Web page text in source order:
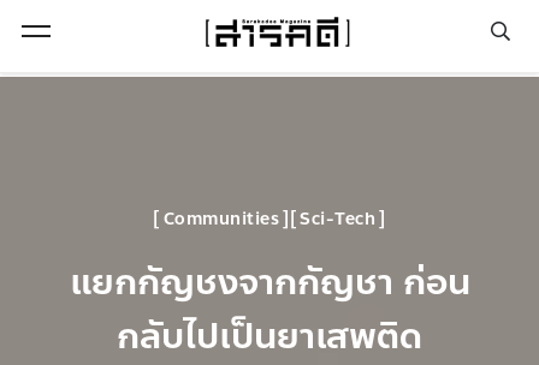
Communities Sci-Tech
แยกกัญชงจากกัญชา ก่อน
กลับไปเป็นยาเสพติด